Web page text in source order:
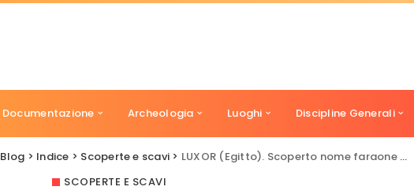
Documentazione Archeologia Luoghi Discipline Generali
Blog > Indice > Scoperte e scavi > LUXOR (Egitto). Scoperto nome faraone della 17° dinastia: Sanakhet In Ra.
SCOPERTE E SCAVI